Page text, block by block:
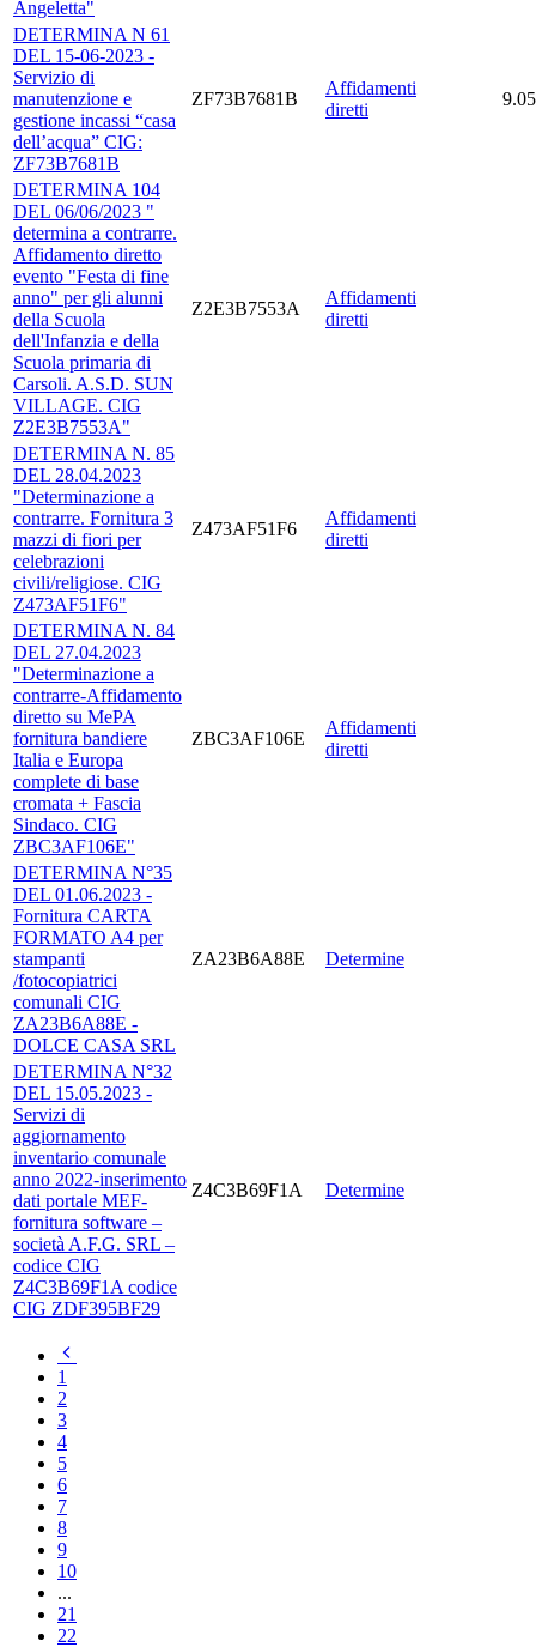
Angeletta"
DETERMINA N 61
DEL 15-06-2023 -
Servizio di
manutenzione e
gestione incassi “casa
dell’acqua” CIG:
ZF73B7681B
ZF73B7681B
Affidamenti
diretti
DETERMINA 104
DEL 06/06/2023 "
determina a contrarre.
Affidamento diretto
evento "Festa di fine
anno" per gli alunni
della Scuola
dell'Infanzia e della
Scuola primaria di
Carsoli. A.S.D. SUN
VILLAGE. CIG
Z2E3B7553A"
Z2E3B7553A
Affidamenti
diretti
DETERMINA N. 85
DEL 28.04.2023
"Determinazione a
contrarre. Fornitura 3
mazzi di fiori per
celebrazioni
civili/religiose. CIG
Z473AF51F6"
Z473AF51F6
Affidamenti
diretti
DETERMINA N. 84
DEL 27.04.2023
"Determinazione a
contrarre-Affidamento
diretto su MePA
fornitura bandiere
Italia e Europa
complete di base
cromata + Fascia
Sindaco. CIG
ZBC3AF106E"
ZBC3AF106E
Affidamenti
diretti
DETERMINA N°35
DEL 01.06.2023 -
Fornitura CARTA
FORMATO A4 per
stampanti
/fotocopiatrici
comunali CIG
ZA23B6A88E -
DOLCE CASA SRL
ZA23B6A88E Determine
DETERMINA N°32
DEL 15.05.2023 -
Servizi di
aggiornamento
inventario comunale
anno 2022-inserimento
dati portale MEF-
fornitura software –
società A.F.G. SRL –
codice CIG
Z4C3B69F1A codice
CIG ZDF395BF29
Z4C3B69F1A Determine
1
2
3
4
5
6
7
8
9
10
...
21
22